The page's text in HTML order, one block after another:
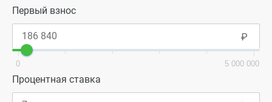
Первый взнос
0 5 000 000
Процентная ставка